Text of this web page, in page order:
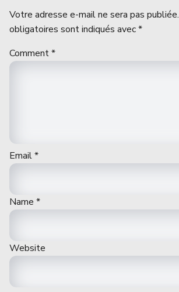
Votre adresse e-mail ne sera pas publiée.
obligatoires sont indiqués avec*
Comment*
Email*
Name *
Website